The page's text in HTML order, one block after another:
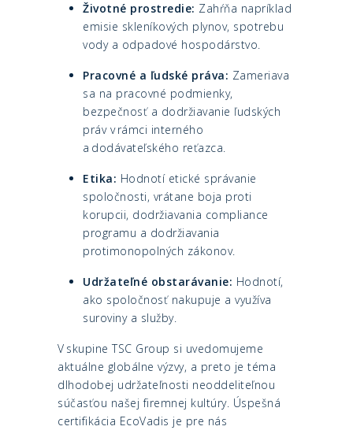
Životné prostredie: Zahŕňa napríklad
emisie skleníkových plynov, spotrebu
vody a odpadové hospodárstvo.
Pracovné a ľudské práva: Zameriava
sa na pracovné podmienky,
bezpečnosť a dodržiavanie ľudských
práv v rámci interného
a dodávateľského reťazca.
Etika: Hodnotí etické správanie
spoločnosti, vrátane boja proti
korupcii, dodržiavania compliance
programu a dodržiavania
protimonopolných zákonov.
Udržateľné obstarávanie: Hodnotí,
ako spoločnosť nakupuje a využíva
suroviny a služby.
V skupine TSC Group si uvedomujeme
aktuálne globálne výzvy, a preto je téma
dlhodobej udržateľnosti neoddeliteľnou
súčasťou našej firemnej kultúry. Úspešná
certifikácia EcoVadis je pre nás